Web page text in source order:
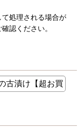
処理される場合が
認ください。